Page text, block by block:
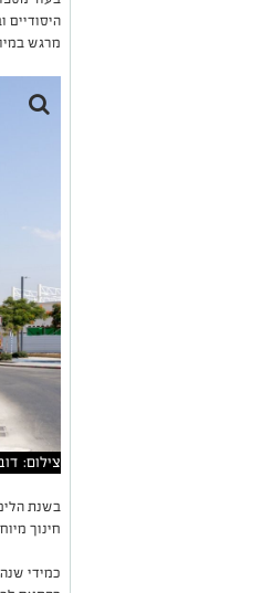
מרגש
צילום:
חינוך מיוחד, 309 גנים עירוניים, גנים מוכרים שאינם רשמיים, תאגידים
כמידי